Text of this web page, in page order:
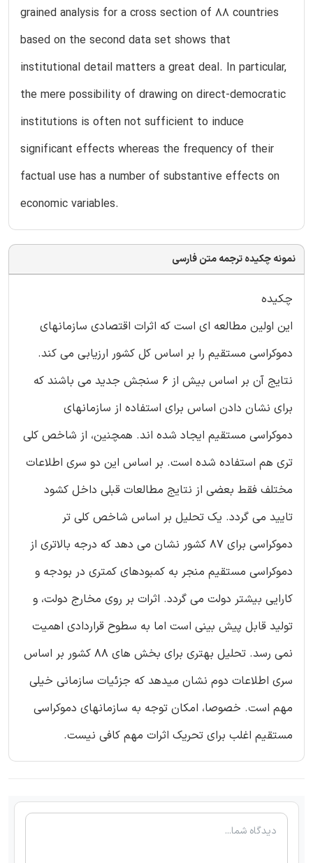
grained analysis for a cross section of 88 countries
based on the second data set shows that
institutional detail matters a great deal. In particular,
the mere possibility of drawing on direct-democratic
institutions is often not sufficient to induce
significant effects whereas the frequency of their
factual use has a number of substantive effects on
economic variables.
نمونه چکیده ترجمه متن فارسی
چکیده
این اولین مطالعه ای است که اثرات اقتصادی سازمانهای
دموکراسی مستقیم را بر اساس کل کشور ارزیابی می کند.
نتایج آن بر اساس بیش از 6 سنجش جدید می باشند که
برای نشان دادن اساس برای استفاده از سازمانهای
دموکراسی مستقیم ایجاد شده اند. همچنین، از شاخص کلی
تری هم استفاده شده است. بر اساس این دو سری اطلاعات
مختلف فقط بعضی از نتایج مطالعات قبلی داخل کشود
تایید می گردد. یک تحلیل بر اساس شاخص کلی تر
دموکراسی برای 87 کشور نشان می دهد که درجه بالاتری از
دموکراسی مستقیم منجر به کمبودهای کمتری در بودجه و
کارایی بیشتر دولت می گردد. اثرات بر روی مخارج دولت، و
تولید قابل پیش بینی است اما به سطوح قراردادی اهمیت
نمی رسد. تحلیل بهتری برای بخش های 88 کشور بر اساس
سری اطلاعات دوم نشان میدهد که جزئیات سازمانی خیلی
مهم است. خصوصا، امکان توجه به سازمانهای دموکراسی
مستقیم اغلب برای تحریک اثرات مهم کافی نیست.